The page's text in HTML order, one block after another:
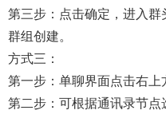
第三步：点击确定，进入
群组创建。
方式三：
第一步：单聊界面点击右上
第二步：可根据通讯录节